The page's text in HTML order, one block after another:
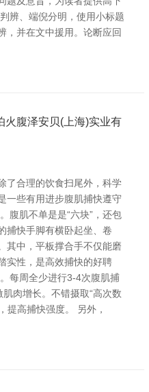
辨、端倪分明，使用小标题
，并在文中援用。论断应回
火腹泽安贝(上海)实业有
了合理的饮食扫尾外，科学
一些有用进步腹肌捕快遵守
腹肌不单是是“六块”，还包
捕快手脚有横卧起坐、卷
其中，平板撑合手不仅能磨
实性，是高效捕快的好聘
每周全少进行3-4次腹肌捕
肉增长。不错摄取“高次数
提高捕快强度。 另外，